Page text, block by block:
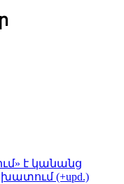
է կանանց
(+upd.)